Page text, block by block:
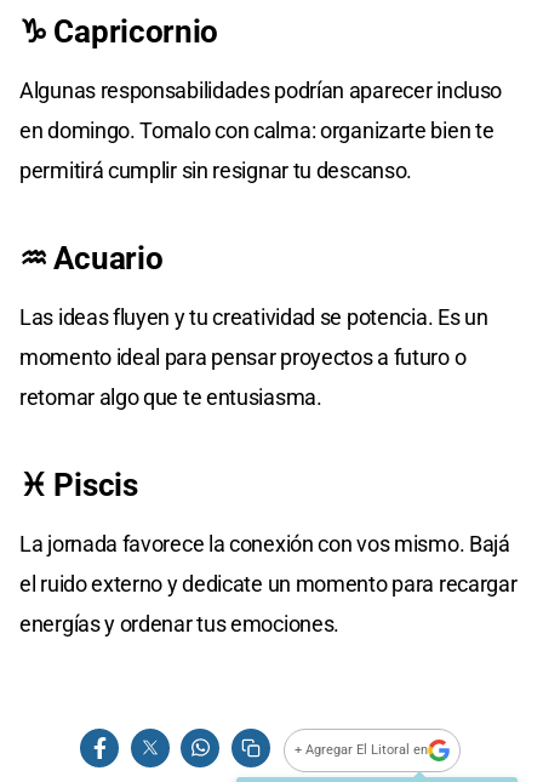
♑ Capricornio
Algunas responsabilidades podrían aparecer incluso
en domingo. Tomalo con calma: organizarte bien te
permitirá cumplir sin resignar tu descanso.
♒ Acuario
Las ideas fluyen y tu creatividad se potencia. Es un
momento ideal para pensar proyectos a futuro o
retomar algo que te entusiasma.
♓ Piscis
La jornada favorece la conexión con vos mismo. Bajá
el ruido externo y dedicate un momento para recargar
energías y ordenar tus emociones.
+ Agregar El Litoral en